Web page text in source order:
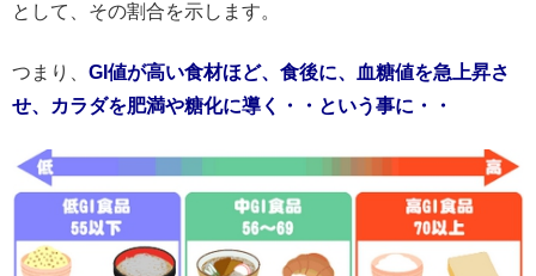
として、その割合を示します。
つまり、 GI値が高い食材ほど、食後に、血糖値を急上昇さ
せ、カラダを肥満や糖化に導く・・という事に・・